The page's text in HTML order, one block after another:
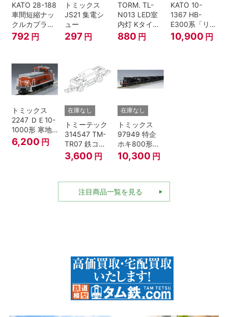
KATO 28-188
車間短縮ナッ
クルカプラー
灰 (ボギー貨
792 円
トミックス
JS21 集電シ
ュー
297 円
TORM. TL-
N013 LED室
内灯 Kタイ
プ・白色 1本
鉄道模型
880 円
KATO 10-
1367 HB-
E300系「リ
ゾートしらか
み・青池編
10,900 円
トミックス
2247 ＤＥ10-
1000形 寒地
型･高崎車両
センター Nゲ
6,200 円
在庫なし
トミーテック
314547 TM-
TR07 鉄コレ
動力ユニット
2軸車用
3,600 円
在庫なし
トミックス
97949 特企
ホキ800形貨
車 ＪＲ東日本
仕様タイプ 8
ージ
10,300 円
注目商品一覧を見る